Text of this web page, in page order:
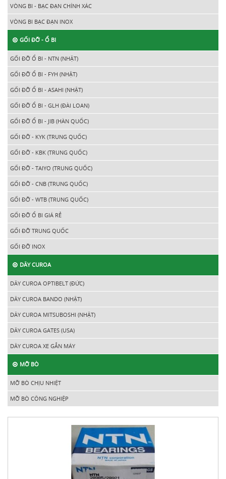
VÒNG BI - BẠC ĐẠN CHÍNH XÁC
VÒNG BI BẠC ĐẠN INOX
GỐI ĐỠ - Ổ BI
GỐI ĐỠ Ổ BI - NTN (NHẬT)
GỐI ĐỠ Ổ BI - FYH (NHẬT)
GỐI ĐỠ Ổ BI - ASAHI (NHẬT)
GỐI ĐỠ Ổ BI - GLH (ĐÀI LOAN)
GỐI ĐỠ Ổ BI - JIB (HÀN QUỐC)
GỐI ĐỠ - KYK (TRUNG QUỐC)
GỐI ĐỠ - KBK (TRUNG QUỐC)
GỐI ĐỠ - TAIYO (TRUNG QUỐC)
GỐI ĐỠ - CNB (TRUNG QUỐC)
GỐI ĐỠ - WTB (TRUNG QUỐC)
GỐI ĐỠ Ổ BI GIÁ RẺ
GỐI ĐỠ TRUNG QUỐC
GỐI ĐỠ INOX
DÂY CUROA
DÂY CUROA OPTIBELT (ĐỨC)
DÂY CUROA BANDO (NHẬT)
DÂY CUROA MITSUBOSHI (NHẬT)
DÂY CUROA GATES (USA)
DÂY CUROA XE GẮN MÁY
MỠ BÒ
MỠ BÒ CHỊU NHIỆT
MỠ BÒ CÔNG NGHIỆP